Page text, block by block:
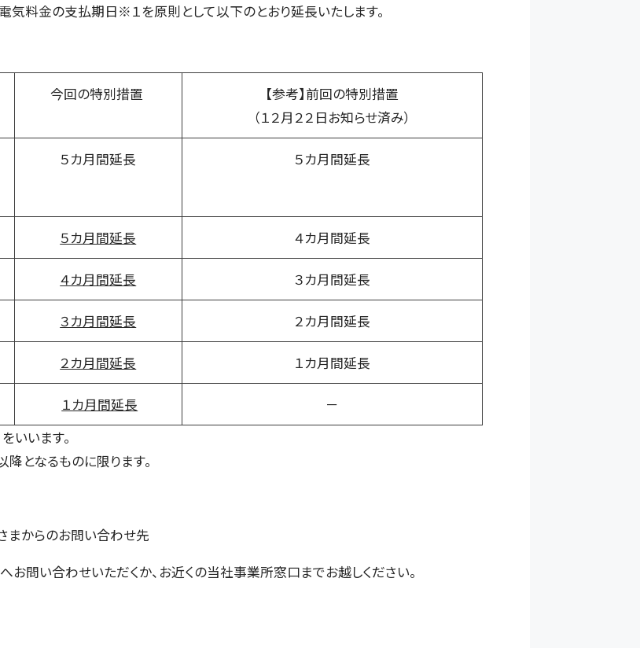
気料金の支払期日※１を原則として以下のとおり延長いたします。
今回の特別措置
【参考】前回の特別措置
（１２月２２日お知らせ済み）
５カ月間延長 ５カ月間延長
５カ月間延長 ４カ月間延長
４カ月間延長 ３カ月間延長
３カ月間延長 ２カ月間延長
２カ月間延長 １カ月間延長
１カ月間延長
－
いいます。
となるものに限ります。
まからのお問い合わせ先
問い合わせいただくか、お近くの当社事業所窓口までお越しください。